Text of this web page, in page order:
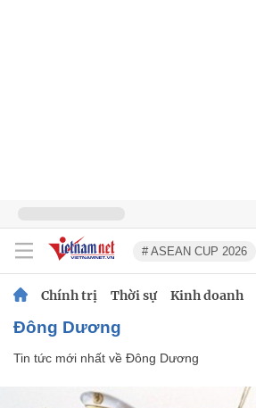
# ASEAN CUP 2026
Chính trị Thời sự Kinh doanh
Đông Dương
Tin tức mới nhất về Đông Dương